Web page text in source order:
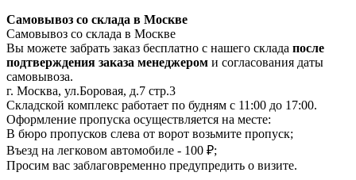
Самовывоз со склада в Москве
Самовывоз со склада в Москве
Вы можете забрать заказ бесплатно с нашего склада после
подтверждения заказа менеджером и согласования даты
самовывоза.
г. Москва, ул.Боровая, д.7 стр.3
Складской комплекс работает по будням с 11:00 до 17:00.
Оформление пропуска осуществляется на месте:
В бюро пропусков слева от ворот возьмите пропуск;
Въезд на легковом автомобиле - 100 ₽;
Просим вас заблаговременно предупредить о визите.